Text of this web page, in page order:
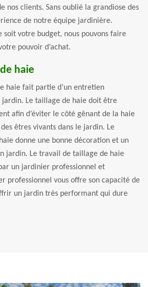
nos clients. Sans oublié la grandiose des
de notre équipe jardinière.
soit votre budget, nous pouvons faire
pouvoir d’achat.
haie
haie fait partie d’un entretien
jardin. Le taillage de haie doit être
afin d’éviter le côté gênant de la haie
êtres vivants dans le jardin. Le
donne une bonne décoration et un
jardin. Le travail de taillage de haie
un jardinier professionnel et
professionnel vous offre son capacité de
un jardin très performant qui dure